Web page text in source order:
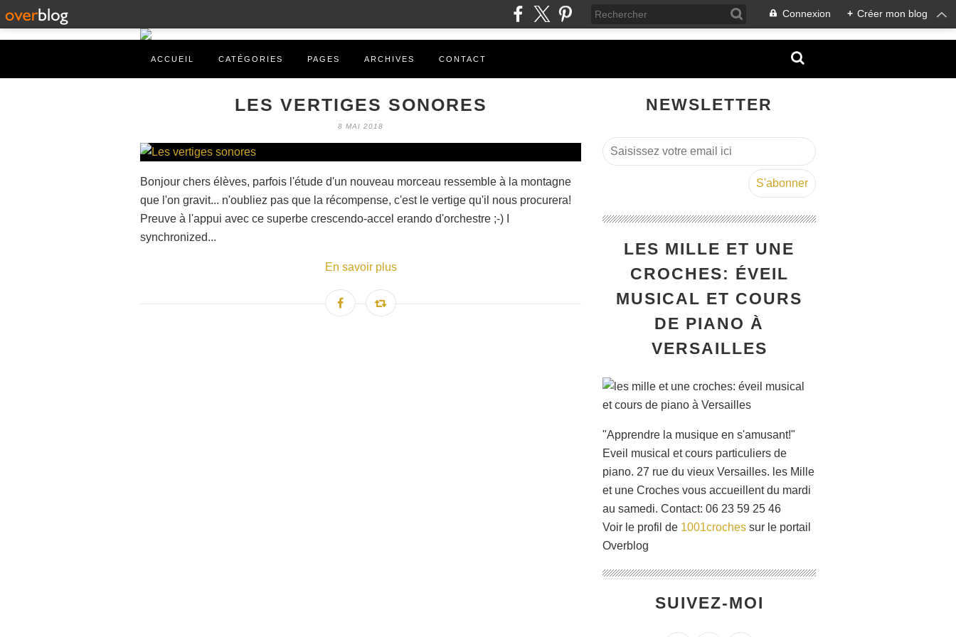
Connexion + Créer mon blog
ACCUEIL CATÉGORIES PAGES ARCHIVES CONTACT
LES VERTIGES SONORES
8 MAI 2018
Bonjour chers élèves, parfois l'étude d'un nouveau morceau ressemble à la montagne
que l'on gravit... n'oubliez pas que la récompense, c'est le vertige qu'il nous procurera!
Preuve à l'appui avec ce superbe crescendo-accel erando d'orchestre ;-) I
synchronized...
En savoir plus
NEWSLETTER
LES MILLE ET UNE
CROCHES: ÉVEIL
MUSICAL ET COURS
DE PIANO À
VERSAILLES
"Apprendre la musique en s'amusant!"
Eveil musical et cours particuliers de
piano. 27 rue du vieux Versailles. les Mille
et une Croches vous accueillent du mardi
au samedi. Contact: 06 23 59 25 46
Voir le profil de 1001croches sur le portail
Overblog
SUIVEZ-MOI